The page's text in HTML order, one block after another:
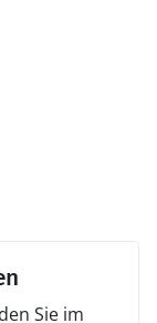
Sie im